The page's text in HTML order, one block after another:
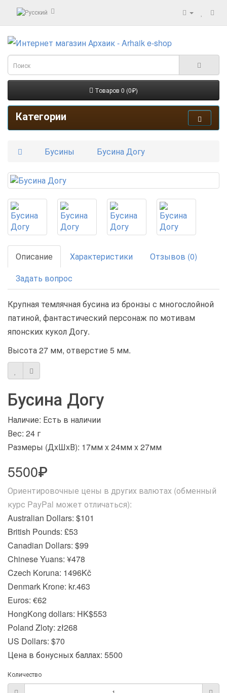
Товаров 0 (0₽)
Категории
Бусины Бусина Догу
Описание Характеристики
Отзывов (0)
Задать вопрос
Крупная темлячная бусина из бронзы с многослойной
патиной, фантастический персонаж по мотивам
японских кукол Догу.
Высота 27 мм, отверстие 5 мм.
Бусина Догу
Наличие: Есть в наличии
Вес: 24 г
Размеры (ДxШxВ): 17мм x 24мм x 27мм
5500₽
Ориентировочные цены в других валютах (обменный
курс PayPal может отличаться):
Australian Dollars: $101
British Pounds: £53
Canadian Dollars: $99
Chinese Yuans: ¥478
Czech Koruna: 1496Kč
Denmark Krone: kr.463
Euros: €62
HongKong dollars: HK$553
Poland Zloty: zł268
US Dollars: $70
Цена в бонусных баллах: 5500
Количество